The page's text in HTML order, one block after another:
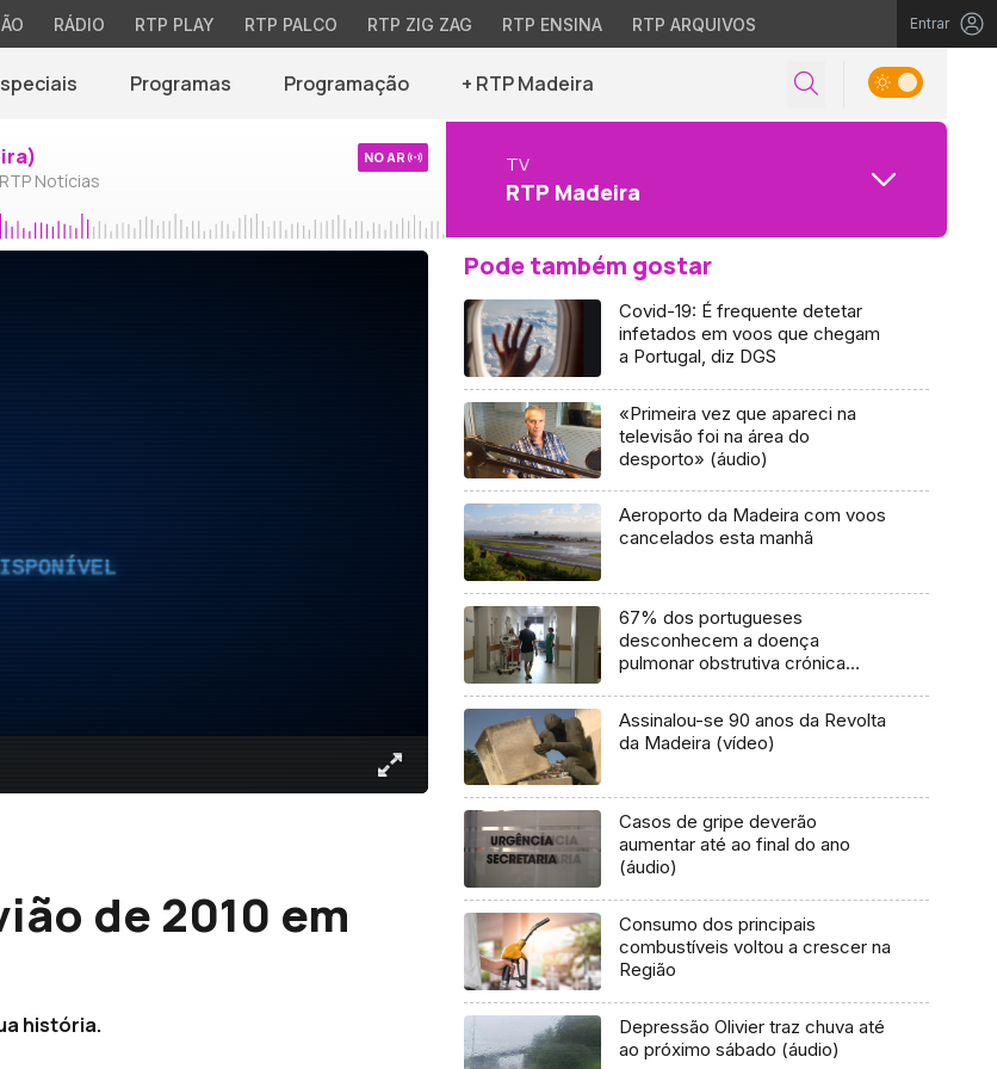
RÁDIO RTP PLAY RTP PALCO RTP ZIG ZAG RTP ENSINA RTP ARQUIVOS Entrar
Programas Programação + RTP Madeira
Notícias
NO AR TV
RTP Madeira
de 2010 em
história.
Pode também gostar
Covid-19: É frequente detetar
infetados em voos que chegam
a Portugal, diz DGS
«Primeira vez que apareci na
televisão foi na área do
desporto» (áudio)
Aeroporto da Madeira com voos
cancelados esta manhã
67% dos portugueses
desconhecem a doença
pulmonar obstrutiva crónica
Assinalou-se 90 anos da Revolta
da Madeira (vídeo)
Casos de gripe deverão
aumentar até ao final do ano
(áudio)
Consumo dos principais
combustíveis voltou a crescer na
Região
Depressão Olivier traz chuva até
ao próximo sábado (áudio)